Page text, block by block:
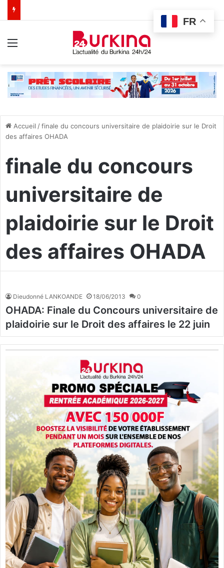
Accueil /finale du concours universitaire de plaidoirie sur le Droit
des affaires OHADA
finale du concours
universitaire de
plaidoirie sur le Droit
des affaires OHADA
Dieudonné LANKOANDE 18/06/2013 0
OHADA: Finale du Concours universitaire de
plaidoirie sur le Droit des affaires le 22 juin
FR